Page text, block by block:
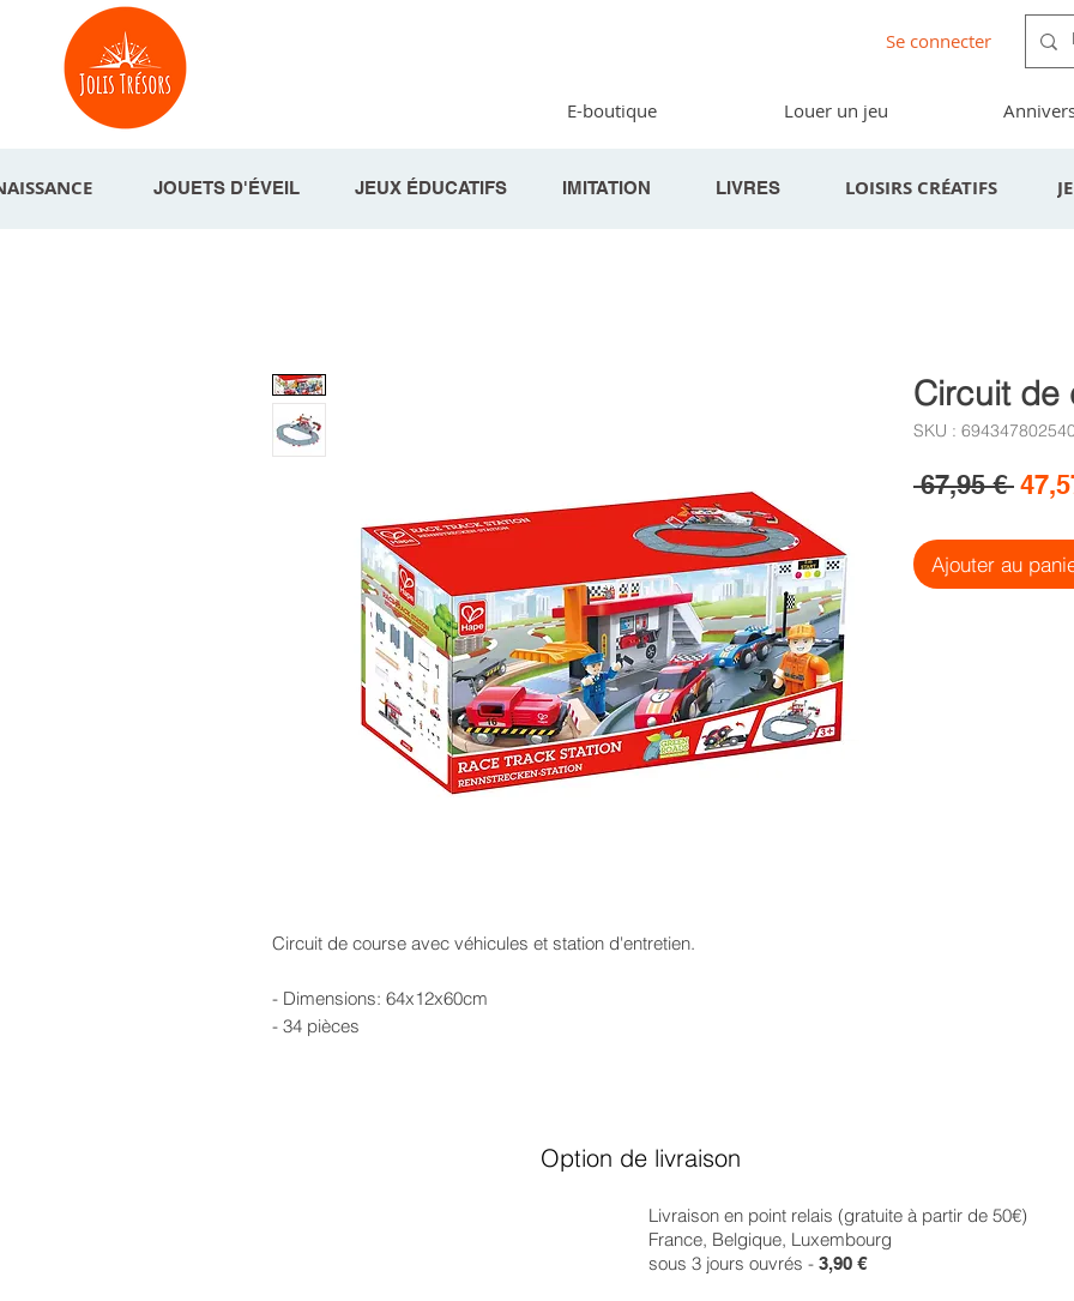
Se connecter
E-boutique Louer un jeu
JOUETS D'ÉVEIL JEUX ÉDUCATIFS IMITATION LIVRES LOISIRS CRÉATIFS
Circuit de course avec véhicules et station d'entretien.
- Dimensions: 64x12x60cm
- 34 pièces
Circuit de
SKU :
67,95 € Prix
Ajouter au
Option de livraison
Livraison en point relais (gratuite à partir de 50€)
France, Belgique, Luxembourg
sous 3 jours ouvrés - 3,90 €